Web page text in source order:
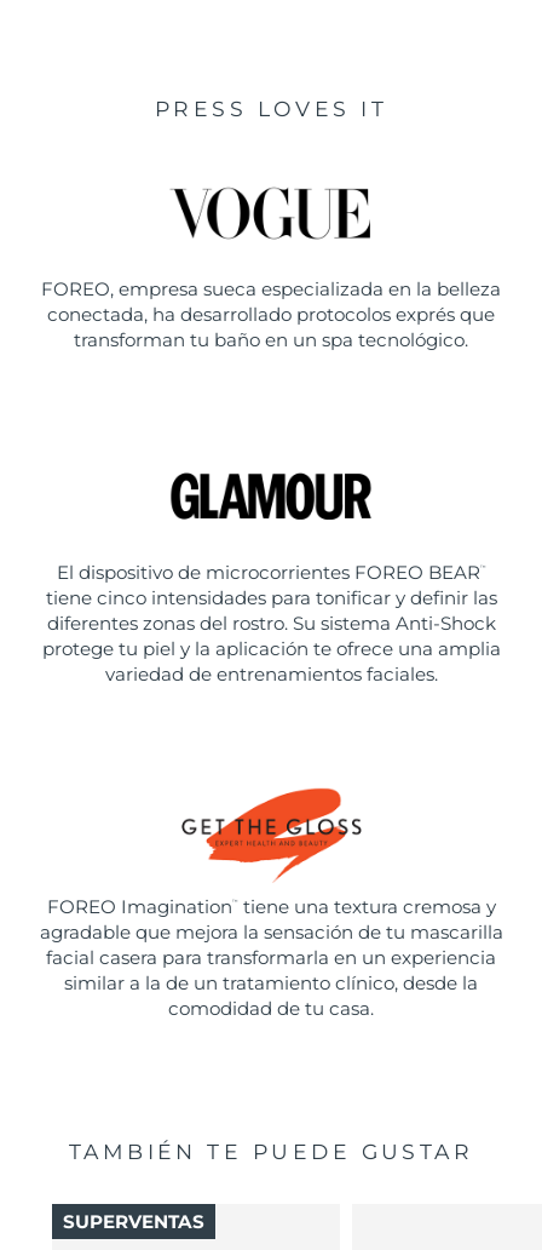
PRESS LOVES IT
FOREO, empresa sueca especializada en la belleza
conectada, ha desarrollado protocolos exprés que
transforman tu baño en un spa tecnológico.
El dispositivo de microcorrientes FOREO BEAR ™
tiene cinco intensidades para tonificar y definir las
diferentes zonas del rostro. Su sistema Anti-Shock
protege tu piel y la aplicación te ofrece una amplia
variedad de entrenamientos faciales.
FOREO Imagination ™
tiene una textura cremosa y
agradable que mejora la sensación de tu mascarilla
facial casera para transformarla en un experiencia
similar a la de un tratamiento clínico, desde la
comodidad de tu casa.
TAMBIÉN TE PUEDE GUSTAR
SUPERVENTAS